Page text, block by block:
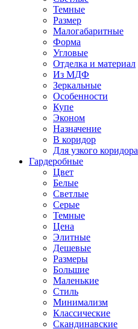
Темные
Размер
Малогабаритные
Форма
Угловые
Отделка и материал
Из МДФ
Зеркальные
Особенности
Купе
Эконом
Назначение
В коридор
Для узкого коридора
Гардеробные
Цвет
Белые
Светлые
Серые
Темные
Цена
Элитные
Дешевые
Размеры
Большие
Маленькие
Стиль
Минимализм
Классические
Скандинавские